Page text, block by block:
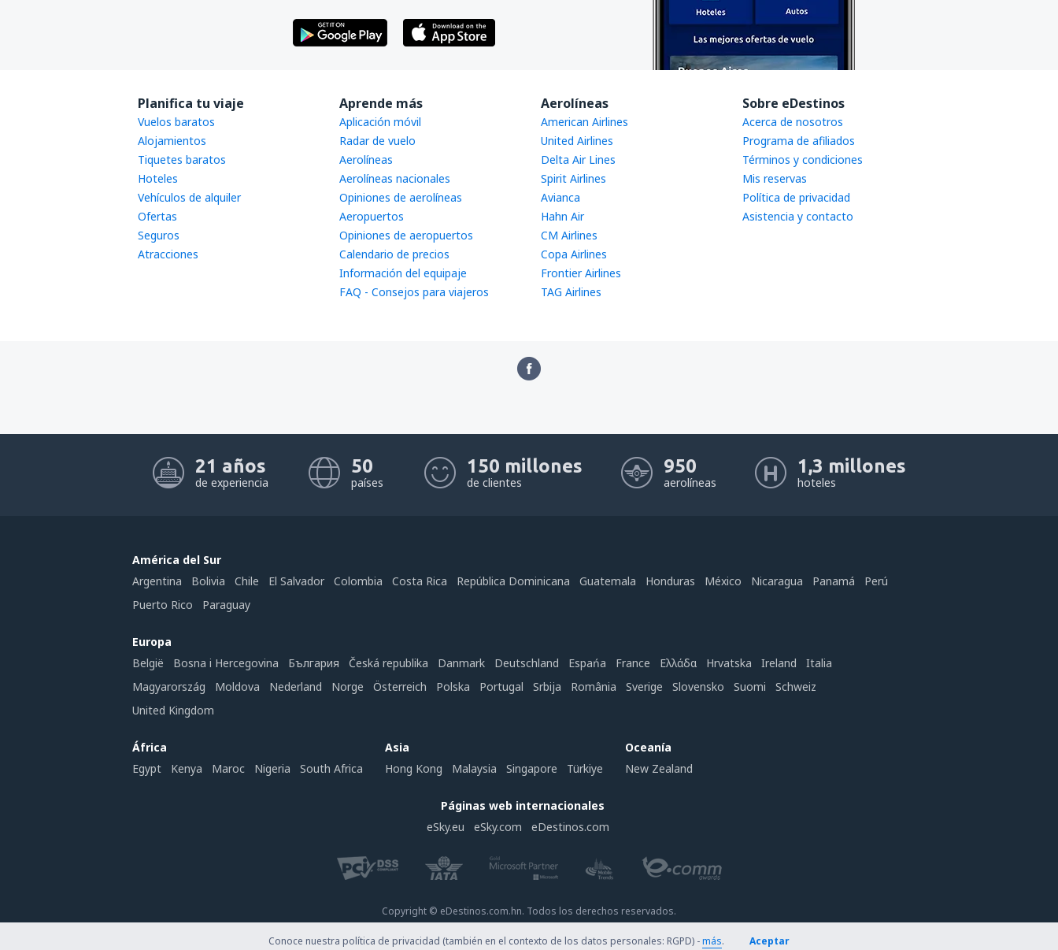
Planifica tu viaje
Vuelos baratos
Alojamientos
Tiquetes baratos
Hoteles
Vehículos de alquiler
Ofertas
Seguros
Atracciones
Aprende más
Aplicación móvil
Radar de vuelo
Aerolíneas
Aerolíneas nacionales
Opiniones de aerolíneas
Aeropuertos
Opiniones de aeropuertos
Calendario de precios
Información del equipaje
FAQ - Consejos para viajeros
Aerolíneas
American Airlines
United Airlines
Delta Air Lines
Spirit Airlines
Avianca
Hahn Air
CM Airlines
Copa Airlines
Frontier Airlines
TAG Airlines
Sobre eDestinos
Acerca de nosotros
Programa de afiliados
Términos y condiciones
Mis reservas
Política de privacidad
Asistencia y contacto
21 años
de experiencia
50
países
150 millones
de clientes
950
aerolíneas
1,3 millones
hoteles
América del Sur
Argentina
Bolivia Chile El Salvador Colombia Costa Rica República Dominicana Guatemala Honduras México Nicaragua Panamá
Perú
Puerto Rico
Paraguay
Europa
België
Bosna i Hercegovina България Česká republika Danmark Deutschland Espańa France Ελλάδα Hrvatska Ireland
Italia
Magyarország
Moldova Nederland Norge Österreich Polska Portugal Srbija România Sverige Slovensko Suomi
Schweiz
United Kingdom
África
Egypt
Kenya Maroc Nigeria South Africa
Asia
Hong Kong
Malaysia Singapore Türkiye
Oceanía
New Zealand
Páginas web internacionales
eSky.eu
eSky.com eDestinos.com
Copyright © eDestinos.com.hn. Todos los derechos reservados.
Conoce nuestra política de privacidad (también en el contexto de los datos personales: RGPD) -más. Aceptar